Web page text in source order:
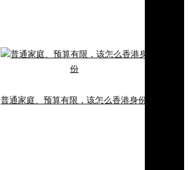
普通家庭、预算有限，该怎么香港身份